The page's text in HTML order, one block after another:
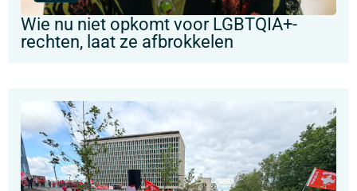
Wie nu niet opkomt voor LGBTQIA+-
rechten, laat ze afbrokkelen